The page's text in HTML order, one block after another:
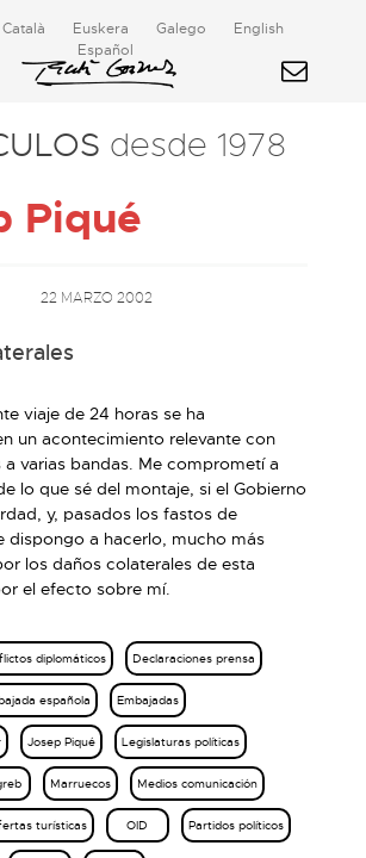
Català Euskera Galego
English
Español
desde 1978
Piqué
22 MARZO 2002
viaje de 24 horas se ha
un acontecimiento relevante con
a varias bandas. Me comprometí a
lo que sé del montaje, si el Gobierno
y, pasados los fastos de
dispongo a hacerlo, mucho más
los daños colaterales de esta
el efecto sobre mí.
diplomáticos Declaraciones prensa
española Embajadas
Josep Piqué Legislaturas políticas
Marruecos Medios comunicación
turísticas OID Partidos políticos